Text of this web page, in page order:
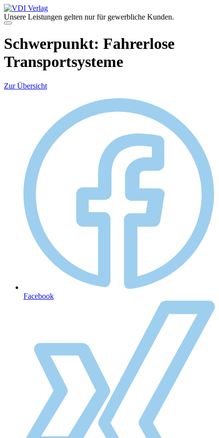
Zum
Inhalt
springen
Unsere Leistungen gelten nur für gewerbliche Kunden.
Menü
Schwerpunkt: Fahrerlose
Transportsysteme
Zur Übersicht
Facebook